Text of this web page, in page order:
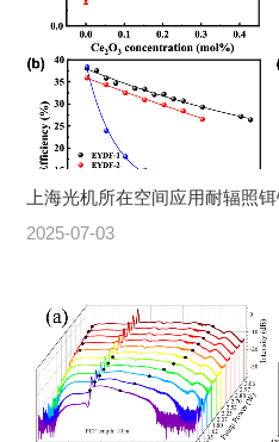
上海光机所在空间应用耐辐照
2025-07-03